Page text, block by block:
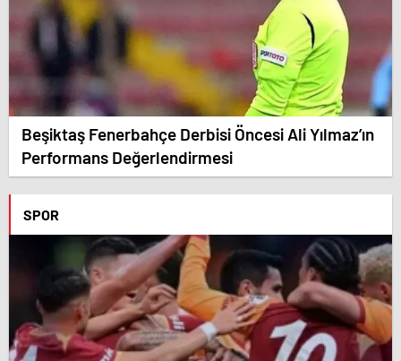
Beşiktaş Fenerbahçe Derbisi Öncesi Ali Yılmaz’ın
Performans Değerlendirmesi
SPOR